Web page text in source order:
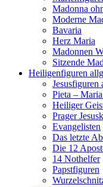
Madonna
Moderne
Bavaria
Herz Maria
Madonnen
Sitzende
Heiligenfiguren
Jesusfiguren
Pieta –
Heiliger
Prager
Evangelisten
Das letzte
Die 12
14 Nothelfer
Papstfiguren